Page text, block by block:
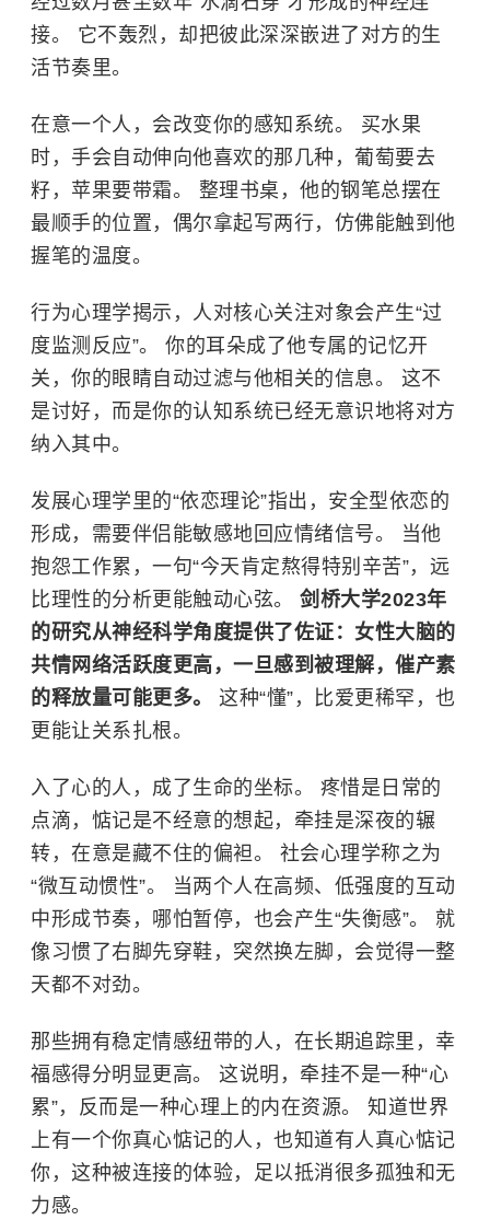
接。 它不轰烈，却把彼此深深嵌进了对方的生
活节奏里。
在意一个人，会改变你的感知系统。 买水果
时，手会自动伸向他喜欢的那几种，葡萄要去
籽，苹果要带霜。 整理书桌，他的钢笔总摆在
最顺手的位置，偶尔拿起写两行，仿佛能触到他
握笔的温度。
行为心理学揭示，人对核心关注对象会产生“过
度监测反应”。 你的耳朵成了他专属的记忆开
关，你的眼睛自动过滤与他相关的信息。 这不
是讨好，而是你的认知系统已经无意识地将对方
纳入其中。
发展心理学里的“依恋理论”指出，安全型依恋的
形成，需要伴侣能敏感地回应情绪信号。 当他
抱怨工作累，一句“今天肯定熬得特别辛苦”，远
比理性的分析更能触动心弦。 剑桥大学2023年
的研究从神经科学角度提供了佐证：女性大脑的
共情网络活跃度更高，一旦感到被理解，催产素
的释放量可能更多。 这种“懂”，比爱更稀罕，也
更能让关系扎根。
入了心的人，成了生命的坐标。 疼惜是日常的
点滴，惦记是不经意的想起，牵挂是深夜的辗
转，在意是藏不住的偏袒。 社会心理学称之为
“微互动惯性”。 当两个人在高频、低强度的互动
中形成节奏，哪怕暂停，也会产生“失衡感”。 就
像习惯了右脚先穿鞋，突然换左脚，会觉得一整
天都不对劲。
那些拥有稳定情感纽带的人，在长期追踪里，幸
福感得分明显更高。 这说明，牵挂不是一种“心
累”，反而是一种心理上的内在资源。 知道世界
上有一个你真心惦记的人，也知道有人真心惦记
你，这种被连接的体验，足以抵消很多孤独和无
力感。